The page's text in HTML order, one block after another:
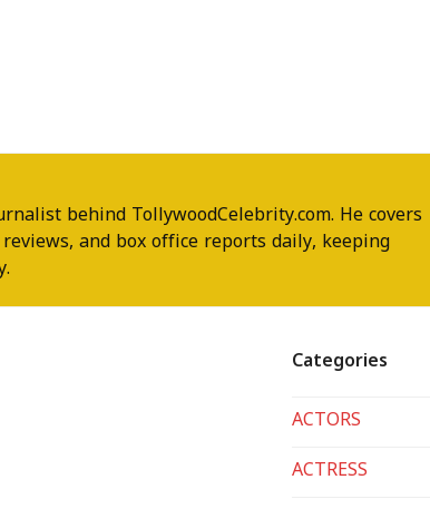
behind TollywoodCelebrity.com. He covers
and box office reports daily, keeping
Categories
ACTORS
ACTRESS